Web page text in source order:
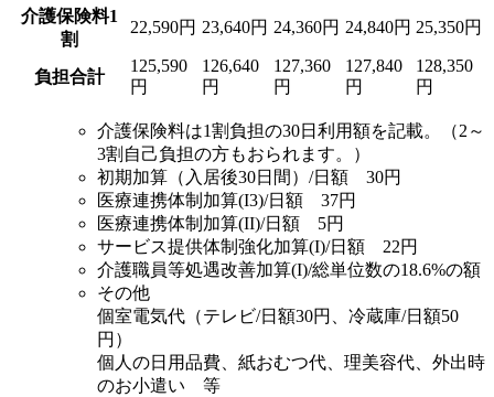
介護保険料1
割
22,590円 23,640円 24,360円 24,840円 25,350円
負担合計
125,590
円
126,640
円
127,360
円
127,840
円
128,350
円
介護保険料は1割負担の30日利用額を記載。（2～
3割自己負担の方もおられます。）
初期加算（入居後30日間）/日額 30円
医療連携体制加算(I3)/日額 37円
医療連携体制加算(II)/日額 5円
サービス提供体制強化加算(I)/日額 22円
介護職員等処遇改善加算(I)/総単位数の18.6%の額
その他
個室電気代（テレビ/日額30円、冷蔵庫/日額50
円）
個人の日用品費、紙おむつ代、理美容代、外出時
のお小遣い 等